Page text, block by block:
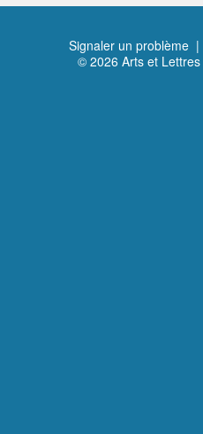
Signaler un problème |
© 2026 Arts et Lettres